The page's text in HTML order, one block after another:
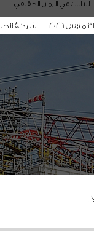
بيان إخلاء المسؤولية
شركة